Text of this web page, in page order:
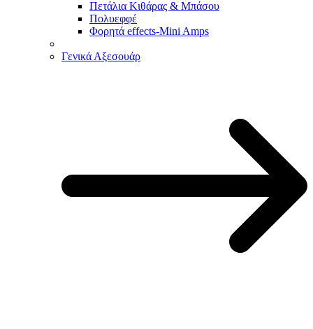
Πετάλια Κιθάρας & Μπάσου
Πολυεφφέ
Φορητά effects-Mini Amps
Γενικά Αξεσουάρ